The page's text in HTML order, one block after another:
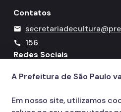
Contatos
mail
call
156
Redes Sociais
Icone do YouTube
Icone do X
Icone do Instagram
Icone do Facebook
Icone do Flickr
A Prefeitura de São Paulo
Em nosso site, utilizamos